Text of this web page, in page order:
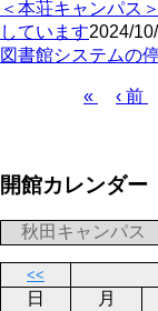
＜本荘キャンパス
しています2024/
図書館システムの
送
先
ジ
«
前
‹ 前
開館カレンダー
秋田キャンパス
<<
日 月